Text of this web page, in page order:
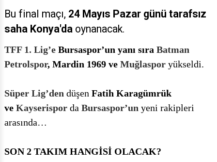
Bu final maçı, 24 Mayıs Pazar günü tarafsız
saha Konya'da oynanacak.
TFF 1. Lig’e Bursaspor’un yanı sıra Batman
Petrolspor, Mardin 1969 ve Muğlaspor yükseldi.
Süper Lig’den düşen Fatih Karagümrük
ve Kayserispor da Bursaspor’un yeni rakipleri
arasında…
SON 2 TAKIM HANGİSİ OLACAK?